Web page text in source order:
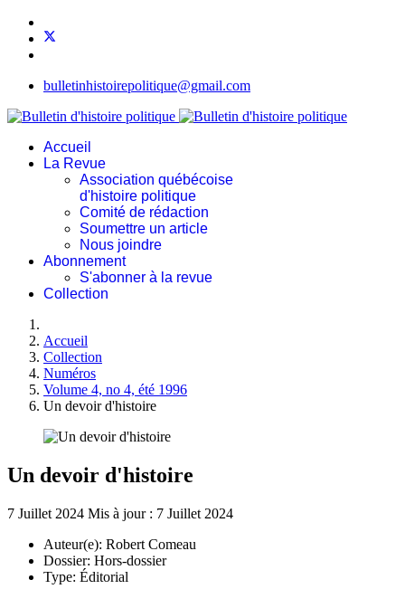
bulletinhistoirepolitique@gmail.com
Accueil
La Revue
Association québécoise
d'histoire politique
Comité de rédaction
Soumettre un article
Nous joindre
Abonnement
S'abonner à la revue
Collection
Accueil
Collection
Numéros
Volume 4, no 4, été 1996
Un devoir d'histoire
Un devoir d'histoire
7 Juillet 2024 Mis à jour : 7 Juillet 2024
Auteur(e): Robert Comeau
Dossier: Hors-dossier
Type: Éditorial